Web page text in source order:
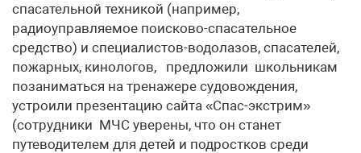
спасательной техникой (например,
радиоуправляемое поисково-спасательное
средство) и специалистов-водолазов, спасателей,
пожарных, кинологов, предложили школьникам
позаниматься на тренажере судовождения,
устроили презентацию сайта «Спас-экстрим»
(сотрудники МЧС уверены, что он станет
путеводителем для детей и подростков среди